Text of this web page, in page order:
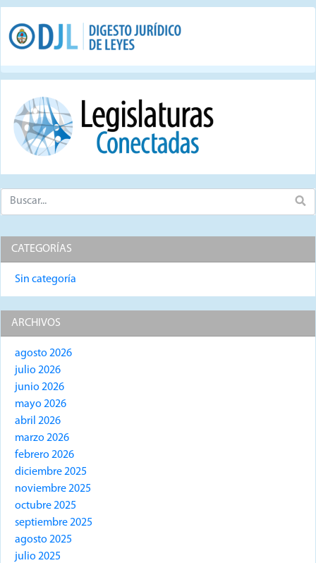
CATEGORÍAS
Sin categoría
ARCHIVOS
agosto 2026
julio 2026
junio 2026
mayo 2026
abril 2026
marzo 2026
febrero 2026
diciembre 2025
noviembre 2025
octubre 2025
septiembre 2025
agosto 2025
julio 2025